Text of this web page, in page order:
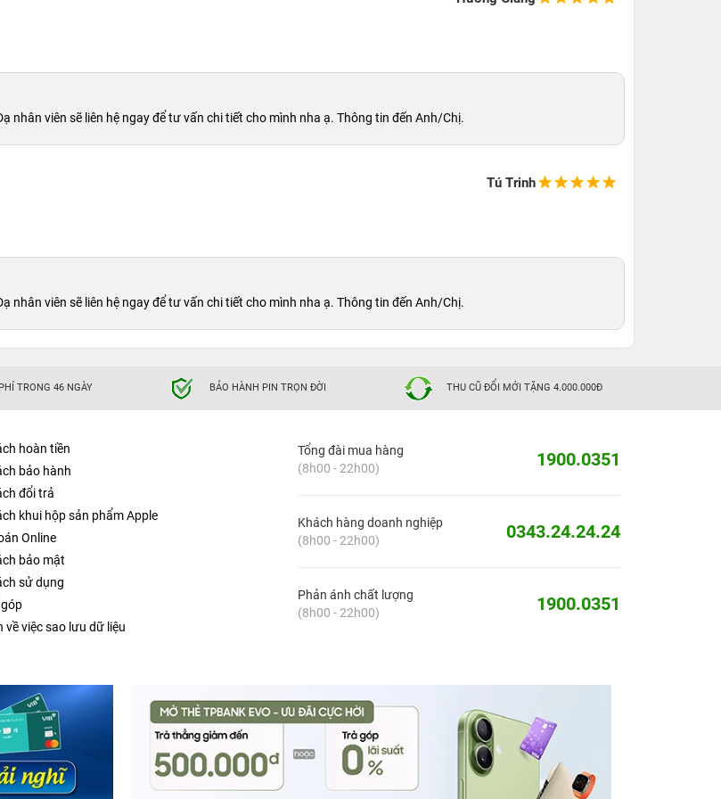
hãng, chất lượng mà còn có mức giá rẻ và
viên sẽ liên hệ ngay để tư vấn chi tiết cho mình nha ạ. Thông tin đến Anh/Chị.
Tú Trinh
viên sẽ liên hệ ngay để tư vấn chi tiết cho mình nha ạ. Thông tin đến Anh/Chị.
TRONG 46 NGÀY BẢO HÀNH PIN TRỌN ĐỜI THU CŨ ĐỔI MỚI TẶNG 4.000.000Đ
hoàn tiền
bảo hành
đổi trả
khui hộp sản phẩm Apple
Online
bảo mật
sử dụng
về việc sao lưu dữ liệu
Tổng đài mua hàng
(8h00 - 22h00)
1900.0351
Khách hàng doanh nghiệp
(8h00 - 22h00)
0343.24.24.24
Phản ánh chất lượng
(8h00 - 22h00)
1900.0351